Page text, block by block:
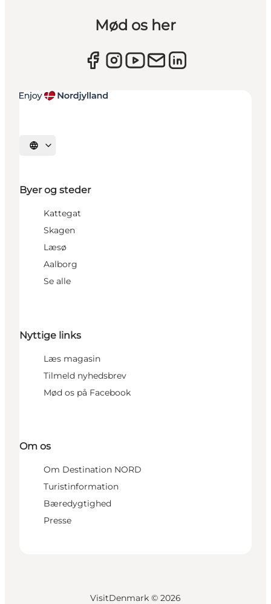
Mød os her
Vælg sprog
Byer og steder
Kattegat
Skagen
Læsø
Aalborg
Se alle
Nyttige links
Læs magasin
Tilmeld nyhedsbrev
Mød os på Facebook
Om os
Om Destination NORD
Turistinformation
Bæredygtighed
Presse
VisitDenmark © 2026